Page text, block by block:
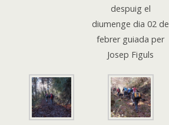
despuig el
diumenge dia 02 de
febrer guiada per
Josep Figuls